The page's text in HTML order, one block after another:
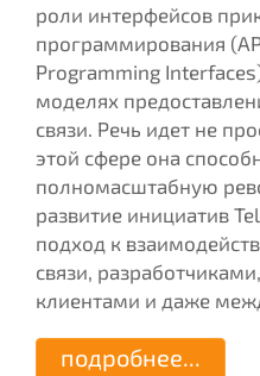
роли интерфейсов
программирования
Programming
моделях
связи. Речь идет не
этой сфере она
полномасштабную
развитие инициатив
подход к
связи,
клиентами и даже
подробнее...